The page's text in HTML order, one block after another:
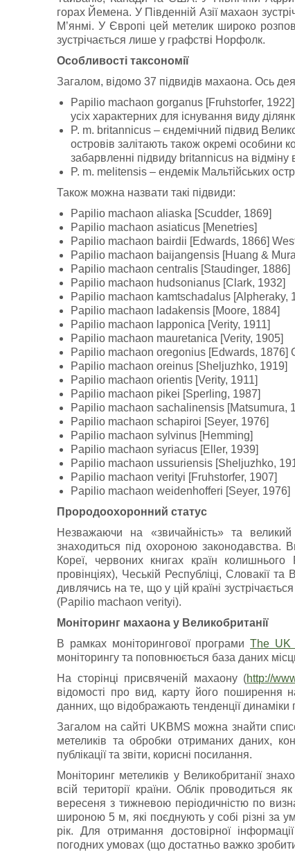
горах Йемена. У Південній Азії махаон
М’янмі. У Європі цей метелик широко
зустрічається лише у графстві Норфолк.
Особливості таксономії
Загалом, відомо 37 підвидів махаона. Ось
Papilio machaon gorganus [Fruhstorfer,
усіх характерних для існування виду
P. m. britannicus – єндемічний підвид
островів залітають також окремі
забарвленні підвиду britannicus на відміну
P. m. melitensis – ендемік Мальтійських
Також можна назвати такі підвиди:
Papilio machaon aliaska [Scudder, 1869]
Papilio machaon asiaticus [Menetries]
Papilio machaon bairdii [Edwards, 1866]
Papilio machaon baijangensis [Huang &
Papilio machaon centralis [Staudinger, 1886]
Papilio machaon hudsonianus [Clark, 1932]
Papilio machaon kamtschadalus [Alpheraky,
Papilio machaon ladakensis [Moore, 1884]
Papilio machaon lapponica [Verity, 1911]
Papilio machaon mauretanica [Verity, 1905]
Papilio machaon oregonius [Edwards, 1876]
Papilio machaon oreinus [Sheljuzhko, 1919]
Papilio machaon orientis [Verity, 1911]
Papilio machaon pikei [Sperling, 1987]
Papilio machaon sachalinensis [Matsumura,
Papilio machaon schapiroi [Seyer, 1976]
Papilio machaon sylvinus [Hemming]
Papilio machaon syriacus [Eller, 1939]
Papilio machaon ussuriensis [Sheljuzhko,
Papilio machaon verityi [Fruhstorfer, 1907]
Papilio machaon weidenhofferi [Seyer, 1976]
Прородоохоронний статус
Незважаючи на «звичайність» та
знаходиться під охороною законодавства.
Кореї, червоних книгах країн
провінціях), Чеській Республіці, Словакії
дивлячись на те, що у цій країні
(Papilio machaon verityi).
Моніторинг махаона у Великобританії
В рамках моніторингової програмиThe UK
моніторингу та поповнюється база даних
На сторінці присвяченій махаону (http://
відомості про вид, карту його поширення
данних, що відображають тенденції динаміки
Загалом на сайті UKBMS можна знайти
метеликів та обробки отриманих даних,
публікації та звіти, корисні посилання.
Моніторинг метеликів у Великобританії
всій території країни. Облік проводиться
вересеня з тижневою періодичністю по
широною 5 м, які поєднують у собі різні за
рік. Для отримання достовірної
погодних умовах (що достатньо важко